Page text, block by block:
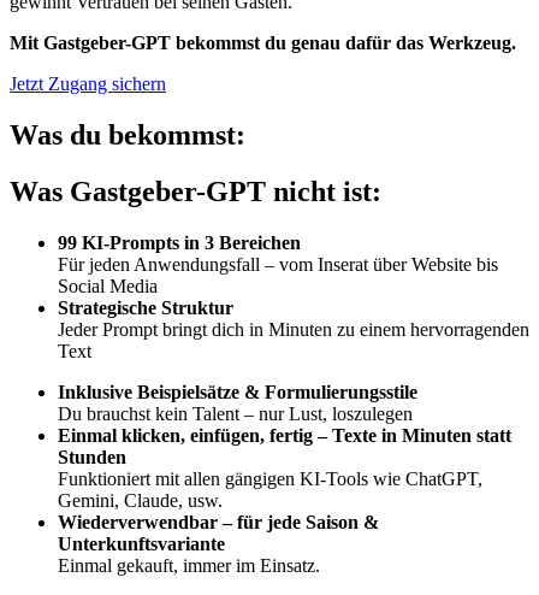
Mit Gastgeber-GPT bekommst du genau dafür das Werkzeug.
Jetzt Zugang sichern
Was du bekommst:
Was Gastgeber-GPT nicht ist:
99 KI-Prompts in 3 Bereichen
Für jeden Anwendungsfall – vom Inserat über Website bis
Social Media
Strategische Struktur
Jeder Prompt bringt dich in Minuten zu einem hervorragenden
Text
Inklusive Beispielsätze & Formulierungsstile
Du brauchst kein Talent – nur Lust, loszulegen
Einmal klicken, einfügen, fertig – Texte in Minuten statt
Stunden
Funktioniert mit allen gängigen KI-Tools wie ChatGPT,
Gemini, Claude, usw.
Wiederverwendbar – für jede Saison &
Unterkunftsvariante
Einmal gekauft, immer im Einsatz.